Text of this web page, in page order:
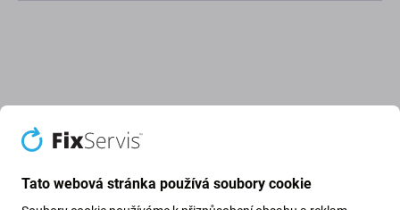
Popis a specifikace Doprava a vrácení
Tato webová stránka používá soubory cookie